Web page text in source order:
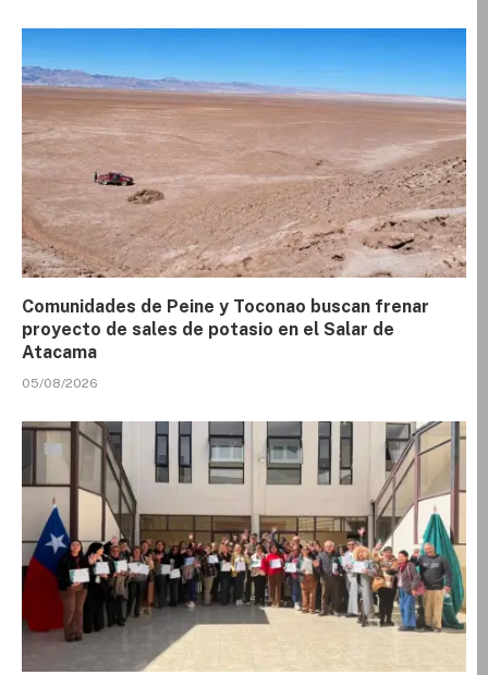
Comunidades de Peine y Toconao buscan frenar
proyecto de sales de potasio en el Salar de
Atacama
05/08/2026